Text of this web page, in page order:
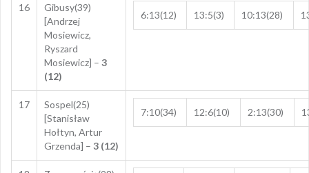
16
Gibusy(39)
[Andrzej
Mosiewicz,
Ryszard
Mosiewicz] – 3
(12)
6:13(12) 13:5(3) 10:13(28)
17
Sospel(25)
[Stanisław
Hołtyn, Artur
Grzenda] – 3 (12)
7:10(34) 12:6(10) 2:13(30)